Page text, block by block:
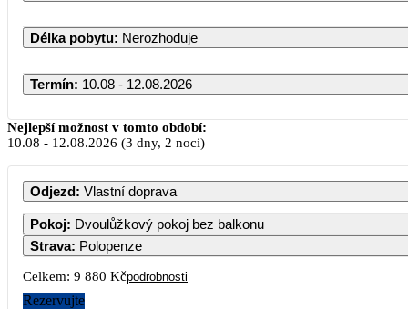
Délka pobytu: Nerozhoduje
Termín: 10.08 - 12.08.2026
Nejlepší možnost v tomto období:
10.08 - 12.08.2026 (3 dny, 2 noci)
Odjezd: Vlastní doprava
Pokoj: Dvoulůžkový pokoj bez balkonu
Strava: Polopenze
Celkem: 9 880 Kčpodrobnosti
Rezervujte